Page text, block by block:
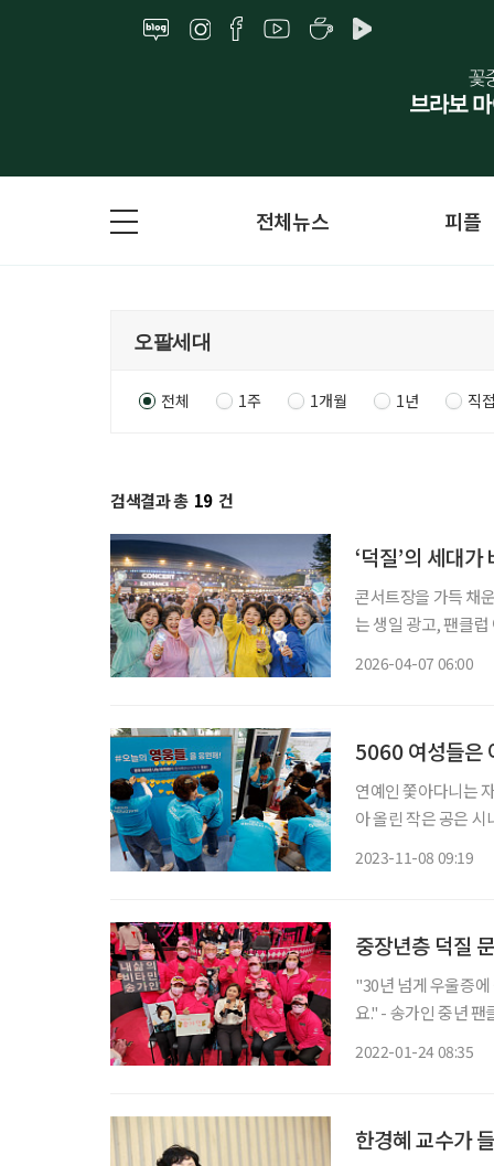
전체뉴스 피플
전체 1주 1개월 1년 직
검색결과 총 19 건
‘덕질’의 세대가
콘서트장을 가득 채
는 생일 광고, 팬클
2026-04-07 06:00
5060 여성들은
연예인 쫓아다니는
아 올린 작은 공은
2023-11-08 09:19
중장년층 덕질
"30년 넘게 우울증
요." - 송가인 중년 팬클럽 회원 '덕질'의 사전적인 의미는 '어떤
2022-01-24 08:35
한경혜 교수가